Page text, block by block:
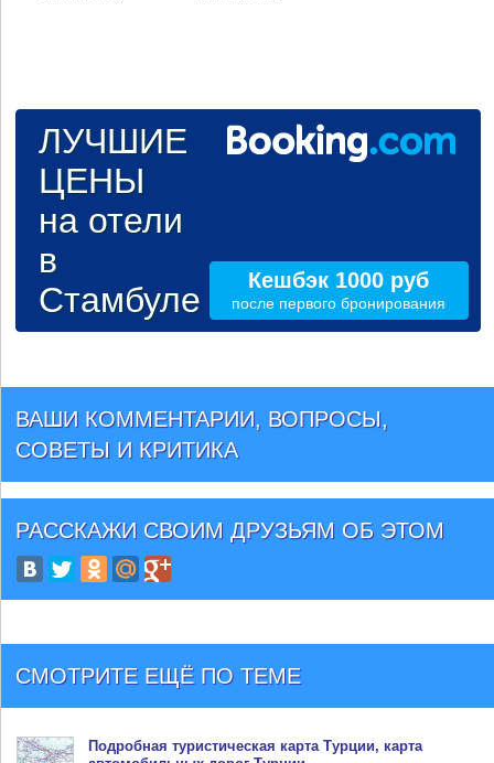
ЛУЧШИЕ
ЦЕНЫ
на отели
в
Стамбуле
Кешбэк 1000 руб
после первого бронирования
ВАШИ КОММЕНТАРИИ, ВОПРОСЫ,
СОВЕТЫ И КРИТИКА
РАССКАЖИ СВОИМ ДРУЗЬЯМ ОБ ЭТОМ
СМОТРИТЕ ЕЩЁ ПО ТЕМЕ
Подробная туристическая карта Турции, карта